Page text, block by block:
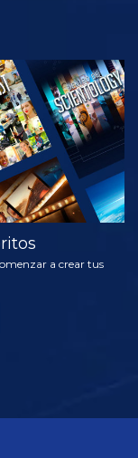
EXPLORA LAS
SERIES
a crear tus